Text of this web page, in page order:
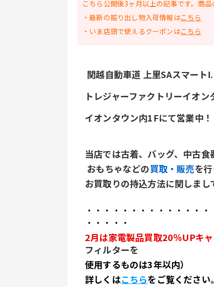
こちら公開後3ヶ月以上の記事です。商
・最新の掘り出し物入荷情報はこちら
・いま店頭で使えるクーポンはこちら
関越自動車道 上里SAスマート
トレジャーファクトリーイオ
イオンタウン内1Fにて営業中！
当店では古着、バッグ、中古食
おもちゃなどの買取・販売を
お買取りの持込方法に関しまし
・・・・・・・・・・・・・
・・・・・
2月は家電製品買取20％UPキャ
フィルターを
使用するものは3年以内）
詳しくはこちらをご覧ください。